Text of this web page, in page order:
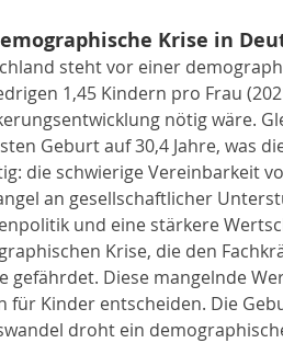
Krise in
steht vor einer
1,45 Kindern pro Frau
nötig wäre.
Geburt auf 30,4 Jahre, was
die schwierige Vereinbarkeit
an gesellschaftlicher
und eine stärkere
Krise, die den
gefährdet. Diese mangelnde
für Kinder entscheiden. Die
droht ein